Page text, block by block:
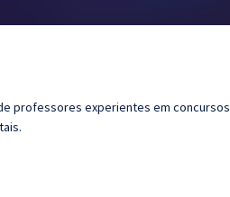
professores experientes em concursos